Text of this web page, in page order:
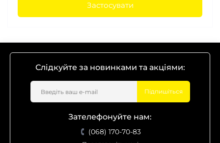
Застосувати
Слідкуйте за новинками та акціями:
Підпишіться
Зателефонуйте нам:
(068) 170-70-83